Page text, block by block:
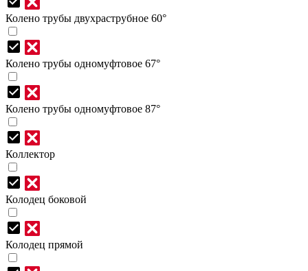
Колено трубы двухраструбное 60°
Колено трубы одномуфтовое 67°
Колено трубы одномуфтовое 87°
Коллектор
Колодец боковой
Колодец прямой